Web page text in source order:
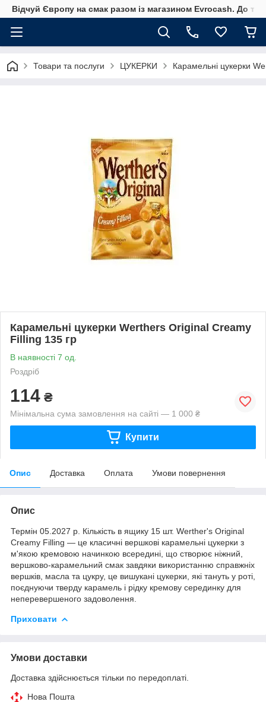
Відчуй Європу на смак разом із магазином Evrocash. До
Товари та послуги ЦУКЕРКИ Карамельні цукерки
Карамельні цукерки Werthers Original Creamy
Filling 135 гр
В наявності 7 од.
Роздріб
114 ₴
Мінімальна сума замовлення на сайті — 1 000 ₴
Купити
Опис Доставка Оплата Умови повернення
Опис
Термін 05.2027 р. Кількість в ящику 15 шт. Werther's Original
Creamy Filling — це класичні вершкові карамельні цукерки з
м'якою кремовою начинкою всередині, що створює ніжний,
вершково-карамельний смак завдяки використанню справжніх
вершків, масла та цукру, це вишукані цукерки, які тануть у роті,
поєднуючи тверду карамель і рідку кремову серединку для
неперевершеного задоволення.
Приховати
Умови доставки
Доставка здійснюється тільки по передоплаті.
Нова Пошта